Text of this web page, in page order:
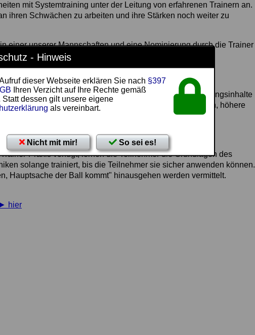
- Hinweis
dieser Webseite erklären Sie nach §397
Ihren Verzicht auf Ihre Rechte gemäß
Statt dessen gilt unsere eigene
als vereinbart.
Nicht mit mir! So sei es!
mit Systemtraining unter der Leitung von erfahrenen Trainern an.
ihren Schwächen zu arbeiten und ihre Stärken noch weiter zu
einer unserer Mannschaften und eine Nominierung durch die Trainer
Training erhalten kann.
mit TTR mindestens 1.600 zugelassen werden. Die Trainingsinhalte
beherrschen und nun fortgeschrittene Techniken erlernen, höhere
Praxis verfügt, lernen die Teilnehmer die Grundlagen des
solange trainiert, bis die Teilnehmer sie sicher anwenden können.
Hauptsache der Ball kommt" hinausgehen werden vermittelt.
► hier